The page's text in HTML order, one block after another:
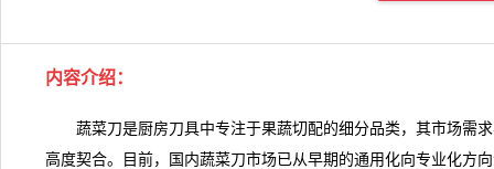
内容介绍：
蔬菜刀是厨房刀具中专注于果蔬切配的细分品类，其市场需求
高度契合。目前，国内蔬菜刀市场已从早期的通用化向专业化方